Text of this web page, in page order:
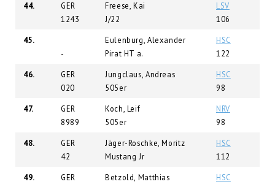
44.
GER
1243
Freese, Kai
J/22
LSV
106
45.
-
Eulenburg, Alexander
Pirat HT a.
HSC
122
46.
GER
020
Jungclaus, Andreas
505er
HSC
98
47.
GER
8989
Koch, Leif
505er
NRV
98
48.
GER
42
Jäger-Roschke, Moritz
Mustang Jr
HSC
112
49.
GER
Betzold, Matthias
HSC